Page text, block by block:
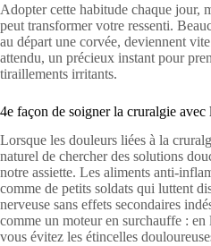
Adopter cette habitude chaque jour,
peut transformer votre ressenti.
au départ une corvée, deviennent
attendu, un précieux instant pour
tiraillements irritants.
4e façon de soigner la cruralgie
Lorsque les douleurs liées à la
naturel de chercher des solutions
notre assiette. Les aliments anti-
comme de petits soldats qui luttent
nerveuse sans effets secondaires
comme un moteur en surchauffe : en
vous évitez les étincelles